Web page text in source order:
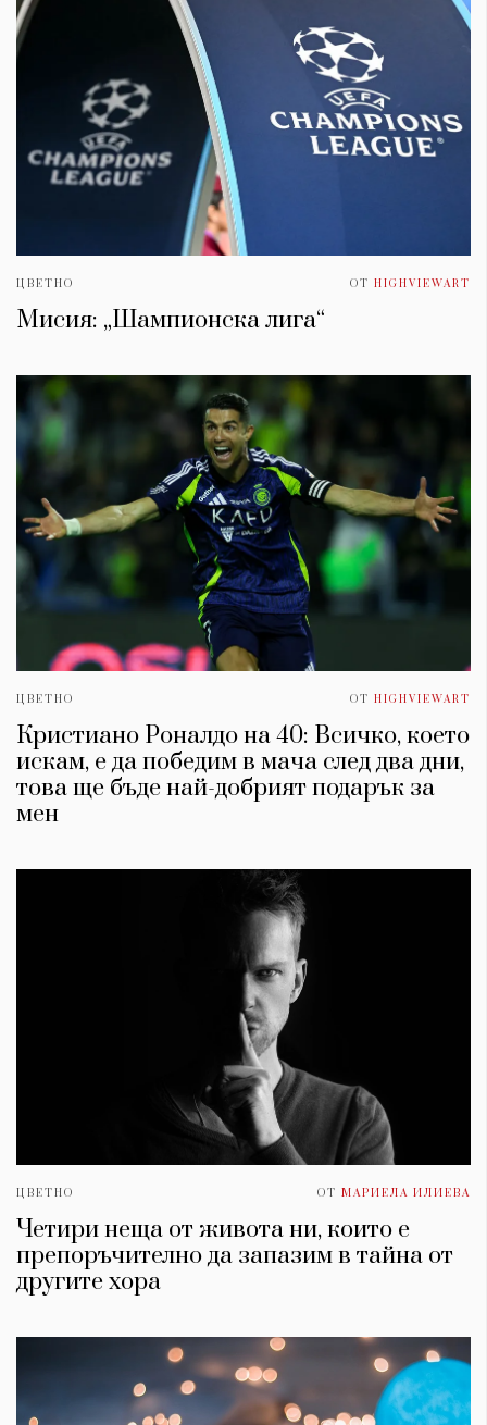
ЦВЕТНО ОТ HIGHVIEWART
Мисия: „Шампионска лига“
ЦВЕТНО ОТ HIGHVIEWART
Кристиано Роналдо на 40: Всичко, което
искам, е да победим в мача след два дни,
това ще бъде най-добрият подарък за
мен
ЦВЕТНО ОТ МАРИЕЛА ИЛИЕВА
Четири неща от живота ни, които е
препоръчително да запазим в тайна от
другите хора